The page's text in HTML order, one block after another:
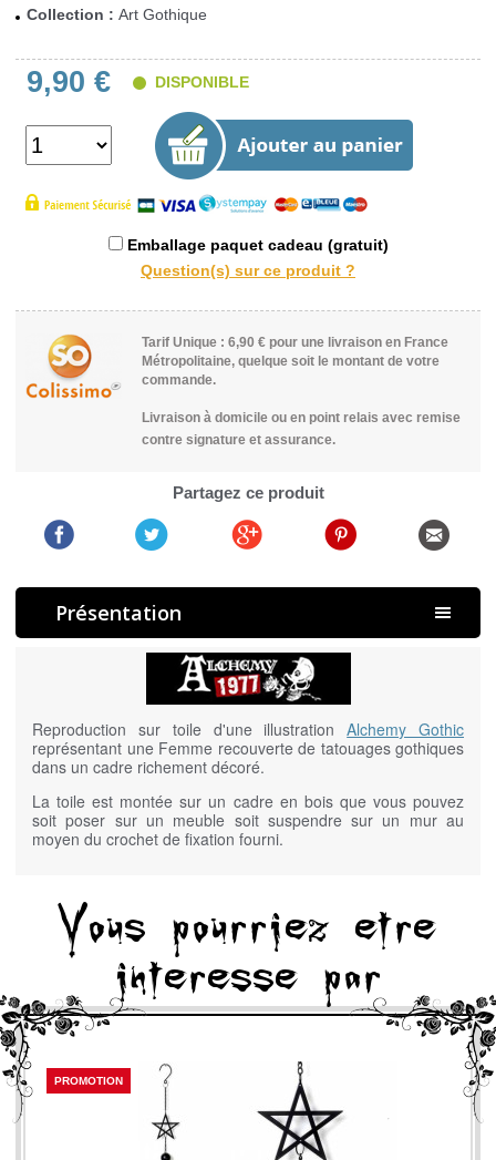
Collection : Art Gothique
9,90 € DISPONIBLE
Emballage paquet cadeau (gratuit)
Tarif Unique : 6,90 € pour une livraison en France
Métropolitaine, quelque soit le montant de votre
commande.
Livraison à domicile ou en point relais avec remise
contre signature et assurance.
Partagez ce produit
Présentation
Reproduction sur toile d'une illustrationAlchemy Gothic
représentant une Femme recouverte de tatouages gothiques
dans un cadre richement décoré.
La toile est montée sur un cadre en bois que vous pouvez
soit poser sur un meuble soit suspendre sur un mur au
moyen du crochet de fixation fourni.
Vous pourriez etre
interesse par
PROMOTION